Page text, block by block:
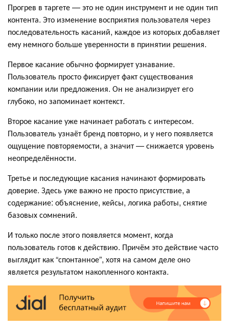
Прогрев в таргете — это не один инструмент и не один тип
контента. Это изменение восприятия пользователя через
последовательность касаний, каждое из которых добавляет
ему немного больше уверенности в принятии решения.
Первое касание обычно формирует узнавание.
Пользователь просто фиксирует факт существования
компании или предложения. Он не анализирует его
глубоко, но запоминает контекст.
Второе касание уже начинает работать с интересом.
Пользователь узнаёт бренд повторно, и у него появляется
ощущение повторяемости, а значит — снижается уровень
неопределённости.
Третье и последующие касания начинают формировать
доверие. Здесь уже важно не просто присутствие, а
содержание: объяснение, кейсы, логика работы, снятие
базовых сомнений.
И только после этого появляется момент, когда
пользователь готов к действию. Причём это действие часто
выглядит как “спонтанное”, хотя на самом деле оно
является результатом накопленного контакта.